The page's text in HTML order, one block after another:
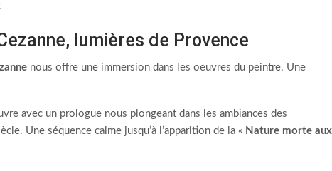
lumières de Provence
nous offre une immersion dans les oeuvres du peintre. Une
avec un prologue nous plongeant dans les ambiances des
Une séquence calme jusqu’à l’apparition de la « Nature morte aux